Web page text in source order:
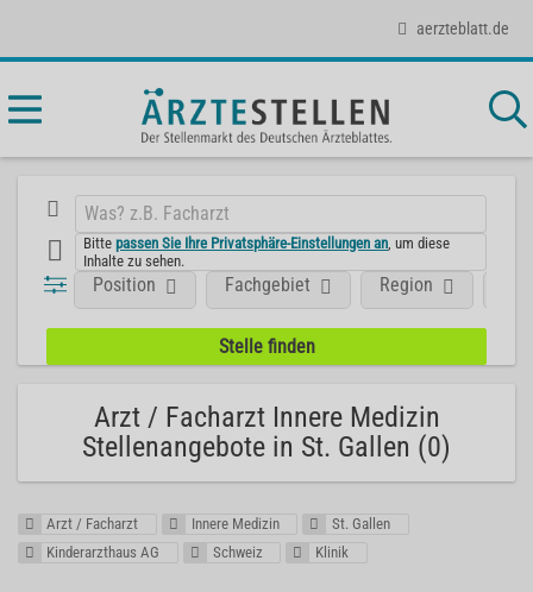
aerzteblatt.de
Bittepassen Sie Ihre Privatsphäre-Einstellungen an , um diese
Inhalte zu sehen.
Position Fachgebiet Region
Arzt / Facharzt Innere Medizin
Stellenangebote in St. Gallen (0)
Arzt / Facharzt Innere Medizin
St. Gallen
Kinderarzthaus AG
Schweiz Klinik